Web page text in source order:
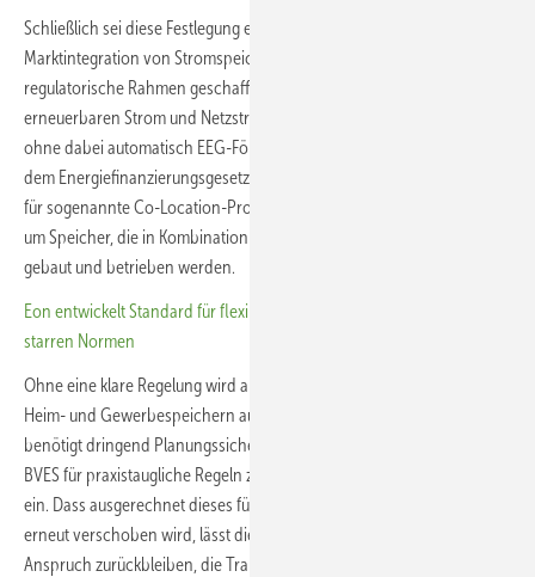
Schließlich sei diese Festlegung ein zentrales Element für die
Marktintegration von Stromspeichern. Denn damit wird erstmals der
regulatorische Rahmen geschaffen, mit dem Batteriespeicher
erneuerbaren Strom und Netzstrom flexibel kombinieren können,
ohne dabei automatisch EEG-Förderansprüche oder Privilegien nach
dem Energiefinanzierungsgesetz zu verlieren. Das ist unter anderem
für sogenannte Co-Location-Projekte wichtig. Dabei handelt es sich
um Speicher, die in Kombination mit Solar- oder Windkraftanlagen
gebaut und betrieben werden.
Eon entwickelt Standard für flexible Netzanschlüsse – BVES warnt vor
starren Normen
Ohne eine klare Regelung wird aber auch der weitere Ausbau von
Heim- und Gewerbespeichern ausgebremst. Denn die Branche
benötigt dringend Planungssicherheit. „Seit Jahren setzt sich der
BVES für praxistaugliche Regeln zur Marktintegration von Speichern
ein. Dass ausgerechnet dieses für die Branche zentrale Verfahren
erneut verschoben wird, lässt die Politik hinter ihrem eigenen
Anspruch zurückbleiben, die Transformation unseres Energiesystems